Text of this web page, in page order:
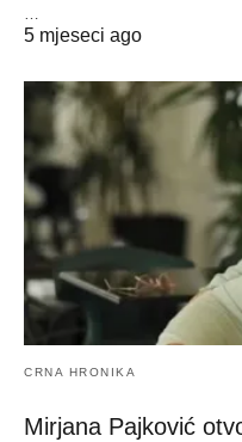
5 mjeseci ago
CRNA HRONIKA
Mirjana Pajković